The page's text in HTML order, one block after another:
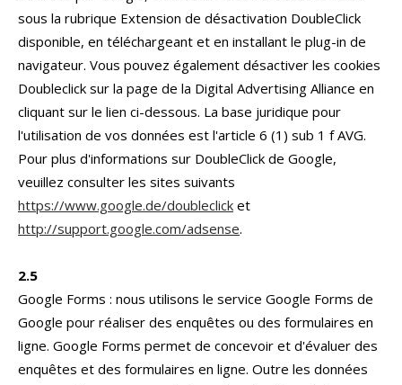
sous la rubrique Extension de désactivation DoubleClick
disponible, en téléchargeant et en installant le plug-in de
navigateur. Vous pouvez également désactiver les cookies
Doubleclick sur la page de la Digital Advertising Alliance en
cliquant sur le lien ci-dessous. La base juridique pour
l'utilisation de vos données est l'article 6 (1) sub 1 f AVG.
Pour plus d'informations sur DoubleClick de Google,
veuillez consulter les sites suivants
https://www.google.de/doubleclick et
http://support.google.com/adsense.
2.5
Google Forms : nous utilisons le service Google Forms de
Google pour réaliser des enquêtes ou des formulaires en
ligne. Google Forms permet de concevoir et d'évaluer des
enquêtes et des formulaires en ligne. Outre les données